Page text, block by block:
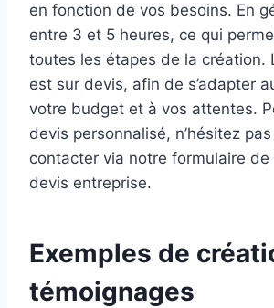
en fonction de vos besoins. En
entre 3 et 5 heures, ce qui
toutes les étapes de la création.
est sur devis, afin de s’adapter
votre budget et à vos attentes.
devis personnalisé, n’hésitez
contacter via notre formulaire
devis entreprise.
Exemples de
témoignages